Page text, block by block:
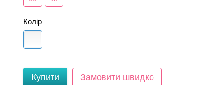
Колір
Купити Замовити швидко